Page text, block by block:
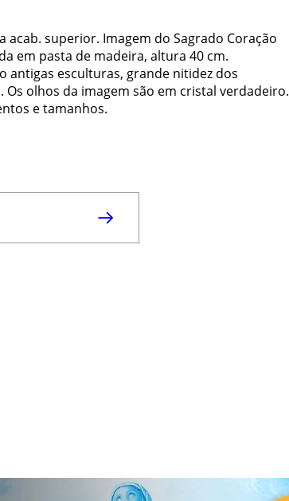
superior. Imagem do Sagrado Coração
em pasta de madeira, altura 40 cm.
esculturas, grande nitidez dos
olhos da imagem são em cristal verdadeiro.
e tamanhos.